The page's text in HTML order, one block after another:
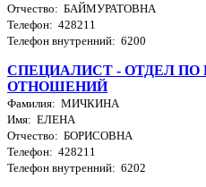
Отчество: БАЙМУРАТОВНА
Телефон: 428211
Телефон внутренний: 6200
СПЕЦИАЛИСТ - ОТДЕЛ
ОТНОШЕНИЙ
Фамилия: МИЧКИНА
Имя: ЕЛЕНА
Отчество: БОРИСОВНА
Телефон: 428211
Телефон внутренний: 6202